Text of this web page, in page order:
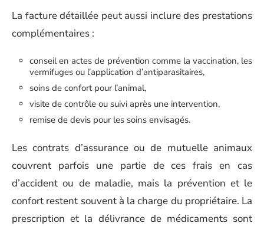
La facture détaillée peut aussi inclure des prestations
complémentaires :
conseil en actes de prévention comme la vaccination, les
vermifuges ou l’application d’antiparasitaires,
soins de confort pour l’animal,
visite de contrôle ou suivi après une intervention,
remise de devis pour les soins envisagés.
Les contrats d’assurance ou de mutuelle animaux
couvrent parfois une partie de ces frais en cas
d’accident ou de maladie, mais la prévention et le
confort restent souvent à la charge du propriétaire. La
prescription et la délivrance de médicaments sont